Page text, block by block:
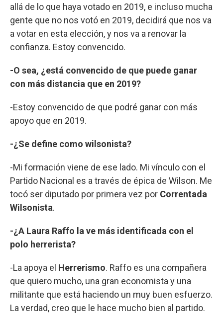
allá de lo que haya votado en 2019, e incluso mucha
gente que no nos votó en 2019, decidirá que nos va
a votar en esta elección, y nos va a renovar la
confianza. Estoy convencido.
-O sea, ¿está convencido de que puede ganar
con más distancia que en 2019?
-Estoy convencido de que podré ganar con más
apoyo que en 2019.
-¿Se define como wilsonista?
-Mi formación viene de ese lado. Mi vínculo con el
Partido Nacional es a través de épica de Wilson. Me
tocó ser diputado por primera vez por Correntada
Wilsonista.
-¿A Laura Raffo la ve más identificada con el
polo herrerista?
-La apoya el Herrerismo. Raffo es una compañera
que quiero mucho, una gran economista y una
militante que está haciendo un muy buen esfuerzo.
La verdad, creo que le hace mucho bien al partido.